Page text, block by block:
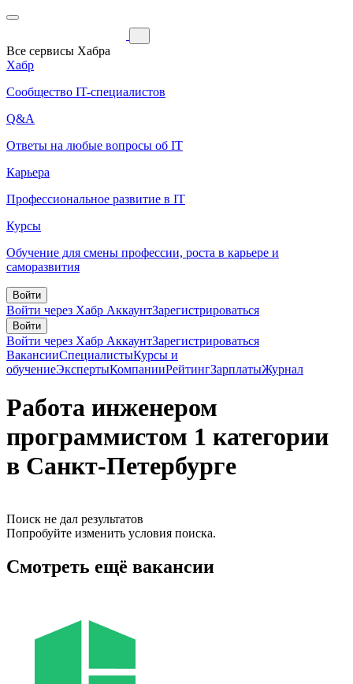
Все сервисы Хабра
Хабр
Сообщество IT-специалистов
Q&A
Ответы на любые вопросы об IT
Карьера
Профессиональное развитие в IT
Курсы
Обучение для смены профессии, роста в карьере и
саморазвития
Войти
Войти через Хабр АккаунтЗарегистрироваться
Войти
Войти через Хабр АккаунтЗарегистрироваться
ВакансииСпециалистыКурсы и
обучениеЭкспертыКомпанииРейтингЗарплатыЖурнал
Работа инженером
программистом 1 категории
в Санкт-Петербурге
Поиск не дал результатов
Попробуйте изменить условия поиска.
Смотреть ещё вакансии